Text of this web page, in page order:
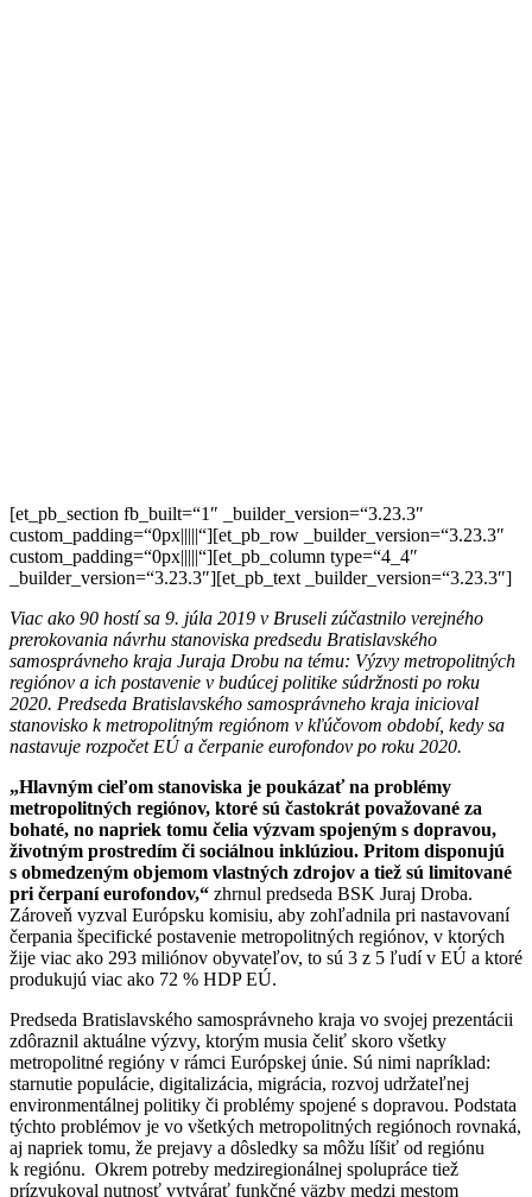
[et_pb_section fb_built=“1″ _builder_version=“3.23.3″
custom_padding=“0px|||||“][et_pb_row _builder_version=“3.23.3″
custom_padding=“0px|||||“][et_pb_column type=“4_4″
_builder_version=“3.23.3″][et_pb_text _builder_version=“3.23.3″]
Viac ako 90 hostí sa 9. júla 2019 v Bruseli zúčastnilo verejného
prerokovania návrhu stanoviska predsedu Bratislavského
samosprávneho kraja Juraja Drobu na tému: Výzvy metropolitných
regiónov a ich postavenie v budúcej politike súdržnosti po roku
2020. Predseda Bratislavského samosprávneho kraja inicioval
stanovisko k metropolitným regiónom v kľúčovom období, kedy sa
nastavuje rozpočet EÚ a čerpanie eurofondov po roku 2020.
„Hlavným cieľom stanoviska je poukázať na problémy
metropolitných regiónov, ktoré sú častokrát považované za
bohaté, no napriek tomu čelia výzvam spojeným s dopravou,
životným prostredím či sociálnou inklúziou. Pritom disponujú
s obmedzeným objemom vlastných zdrojov a tiež sú limitované
pri čerpaní eurofondov,“ zhrnul predseda BSK Juraj Droba.
Zároveň vyzval Európsku komisiu, aby zohľadnila pri nastavovaní
čerpania špecifické postavenie metropolitných regiónov, v ktorých
žije viac ako 293 miliónov obyvateľov, to sú 3 z 5 ľudí v EÚ a ktoré
produkujú viac ako 72 % HDP EÚ.
Predseda Bratislavského samosprávneho kraja vo svojej prezentácii
zdôraznil aktuálne výzvy, ktorým musia čeliť skoro všetky
metropolitné regióny v rámci Európskej únie. Sú nimi napríklad:
starnutie populácie, digitalizácia, migrácia, rozvoj udržateľnej
environmentálnej politiky či problémy spojené s dopravou. Podstata
týchto problémov je vo všetkých metropolitných regiónoch rovnaká,
aj napriek tomu, že prejavy a dôsledky sa môžu líšiť od regiónu
k regiónu. Okrem potreby medziregionálnej spolupráce tiež
prízvukoval nutnosť vytvárať funkčné väzby medzi mestom